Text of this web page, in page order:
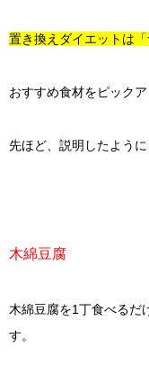
置き換えダイエットは
おすすめ食材をピックア
先ほど、説明したよう
木綿豆腐
木綿豆腐を1丁食べるだ
す。